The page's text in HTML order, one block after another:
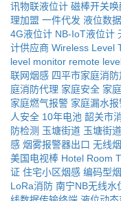
讯物联液位计 磁棒开关唤
理加盟 一件代发 液位数
4G液位计 NB-IoT液位计
计供应商 Wireless Level
level monitor remote
联网烟感 四平市家庭消
庭消防代理 家庭安全 家
家庭燃气报警 家庭漏水报
人安全 10年电池 韶关市
防检测 玉塘街道 玉塘街
感 烟雾报警器出口 无线
美国电视棒 Hotel Room
证 住宅小区烟感 编码型
LoRa消防 南宁NB无线水